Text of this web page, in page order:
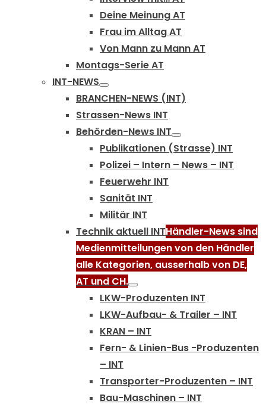
Deine Meinung AT
Frau im Alltag AT
Von Mann zu Mann AT
Montags-Serie AT
INT-NEWS
BRANCHEN-NEWS (INT)
Strassen-News INT
Behörden-News INT
Publikationen (Strasse) INT
Polizei – Intern – News – INT
Feuerwehr INT
Sanität INT
Militär INT
Technik aktuell INTHändler-News sind
Medienmitteilungen von den Händler
alle Kategorien, ausserhalb von DE,
AT und CH.
LKW-Produzenten INT
LKW-Aufbau- & Trailer – INT
KRAN – INT
Fern- & Linien-Bus -Produzenten
– INT
Transporter-Produzenten – INT
Bau-Maschinen – INT